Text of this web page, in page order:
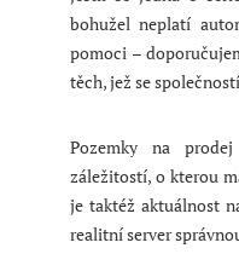
bohužel neplatí
pomoci –
těch, jež se
Pozemky na
záležitostí, o kterou
je taktéž aktuálnost
realitní server